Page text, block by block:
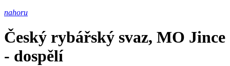
nahoru
Český rybářský svaz, MO Jince
- dospělí